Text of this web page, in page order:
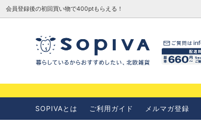
会員登録後の初回買い物で400ptもらえる！
SOPIVAとは ご利用ガイド メルマガ登録